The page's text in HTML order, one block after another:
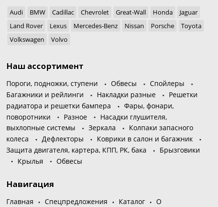
Audi BMW Cadillac Chevrolet Great-Wall Honda
Jaguar
Land Rover
Lexus Mercedes-Benz Nissan Porsche
Toyota
Volkswagen
Volvo
Наш ассортимент
Пороги, подножки, ступени Обвесы
Спойлеры
Багажники и рейлинги
Накладки разные
Решетки
радиатора и решетки бампера
Фары, фонари,
поворотники
Разное
Насадки глушителя,
выхлопные системы
Зеркала
Колпаки запасного
колеса
Дефлекторы
Коврики в салон и багажник
Защита двигателя, картера, КПП, РК, бака
Брызговики
Крылья
Обвесы
Навигация
Главная Спецпредложения Каталог
О